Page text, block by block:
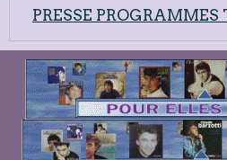
PRESSE PROGRAMMES